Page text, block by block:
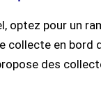
optez pour un
collecte en bord
des